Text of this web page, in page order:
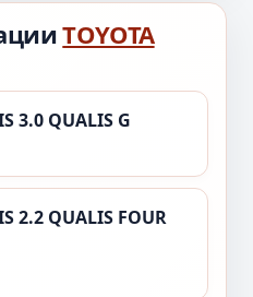
TOYOTA
3.0 QUALIS G
2.2 QUALIS FOUR